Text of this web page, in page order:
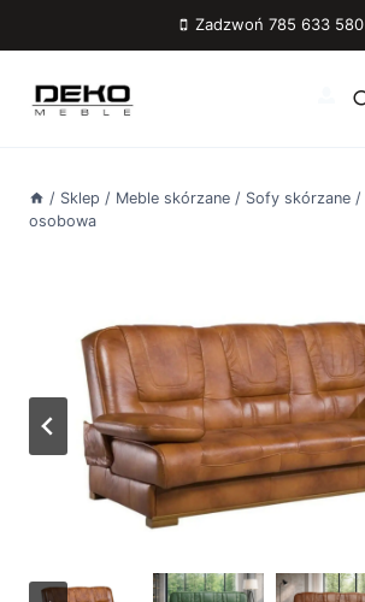
Zadzwoń 785 633 580
/ Sklep / Meble skórzane / Sofy skórzane /
osobowa